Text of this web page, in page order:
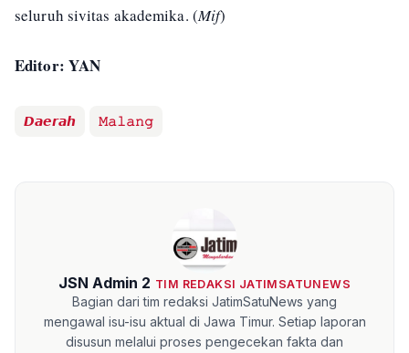
seluruh sivitas akademika. (Mif)
Editor: YAN
𝘿𝙖𝙚𝙧𝙖𝙝 𝙼𝚊𝚕𝚊𝚗𝚐
JSN Admin 2 TIM REDAKSI JATIMSATUNEWS
Bagian dari tim redaksi JatimSatuNews yang
mengawal isu-isu aktual di Jawa Timur. Setiap laporan
disusun melalui proses pengecekan fakta dan